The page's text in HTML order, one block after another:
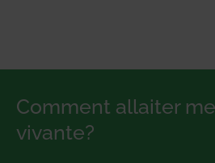
Comment allaiter
vivante?